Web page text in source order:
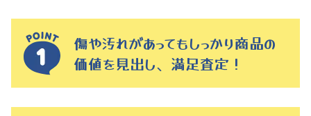
傷や汚れがあってもしっかり商品の
価値を見出し、満足査定！